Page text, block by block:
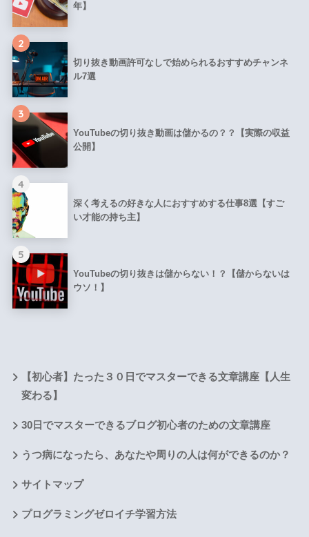
年】
2
切り抜き動画許可なしで始められるおすすめチャンネ
ル7選
3
YouTubeの切り抜き動画は儲かるの？？【実際の収益
公開】
4
深く考えるの好きな人におすすめする仕事8選【すご
い才能の持ち主】
5
YouTubeの切り抜きは儲からない！？【儲からないは
ウソ！】
【初心者】たった３０日でマスターできる文章講座【人生
変わる】
30日でマスターできるブログ初心者のための文章講座
うつ病になったら、あなたや周りの人は何ができるのか？
サイトマップ
プログラミングゼロイチ学習方法